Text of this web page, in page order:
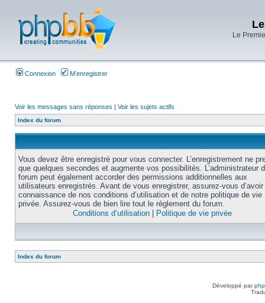
Le
Connexion M’enregistrer
Voir les messages sans réponses | Voir les sujets actifs
Index du forum
Vous devez être enregistré pour vous connecter. L’enregistrement ne
que quelques secondes et augmente vos possibilités. L’administrateur
forum peut également accorder des permissions additionnelles aux
utilisateurs enregistrés. Avant de vous enregistrer, assurez-vous
connaissance de nos conditions d’utilisation et de notre politique de vie
privée. Assurez-vous de bien lire tout le règlement du forum.
Conditions d’utilisation
Politique de vie privée
Index du forum
Développé par